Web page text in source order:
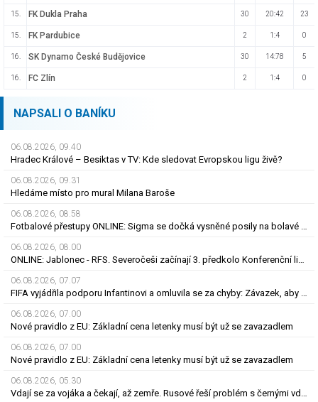
15. FK Dukla Praha 30 20:42 23
15. FK Pardubice 2 1:4 0
16. SK Dynamo České Budějovice 30 14:78 5
16. FC Zlín 2 1:4 0
NAPSALI O BANÍKU
06.08.2026, 09.40
Hradec Králové – Besiktas v TV: Kde sledovat Evropskou ligu živě?
06.08.2026, 09.31
Hledáme místo pro mural Milana Baroše
06.08.2026, 08.58
Fotbalové přestupy ONLINE: Sigma se dočká vysněné posily na bolavé místo, přichází Švéd
06.08.2026, 08.00
ONLINE: Jablonec - RFS. Severočeši začínají 3. předkolo Konferenční ligy na domácím hřišti
06.08.2026, 07.07
FIFA vyjádřila podporu Infantinovi a omluvila se za chyby: Závazek, aby se již neopakovaly
06.08.2026, 07.00
Nové pravidlo z EU: Základní cena letenky musí být už se zavazadlem
06.08.2026, 07.00
Nové pravidlo z EU: Základní cena letenky musí být už se zavazadlem
06.08.2026, 05.30
Vdají se za vojáka a čekají, až zemře. Rusové řeší problém s černými vdovami